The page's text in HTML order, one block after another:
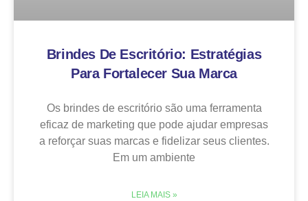
Brindes De Escritório: Estratégias
Para Fortalecer Sua Marca
Os brindes de escritório são uma ferramenta
eficaz de marketing que pode ajudar empresas
a reforçar suas marcas e fidelizar seus clientes.
Em um ambiente
LEIA MAIS »